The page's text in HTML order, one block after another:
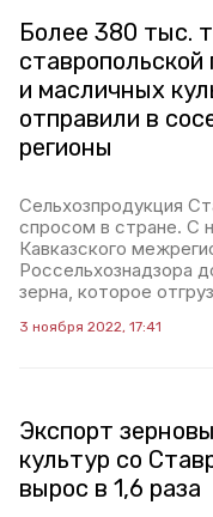
Более 380 тыс.
и масличных
отправили в
регионы
Сельхозпродукция
спросом в стране. С
Кавказского
Россельхознадзора
зерна, которое
3 ноября 2022, 17:41
Экспорт
культур со
вырос в 1,6 раза